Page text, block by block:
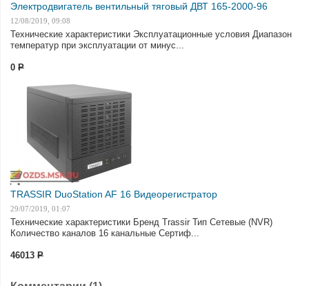
Электродвигатель вентильный тяговый ДВТ 165-2000-96
12/08/2019, 09:08
Технические характеристики Эксплуатационные условия Диапазон
температур при эксплуатации от минус...
0 Р
TRASSIR DuoStation AF 16 Видеорегистратор
29/07/2019, 01:07
Технические характеристики Бренд Trassir Тип Сетевые (NVR)
Количество каналов 16 канальные Сертиф...
46013 Р